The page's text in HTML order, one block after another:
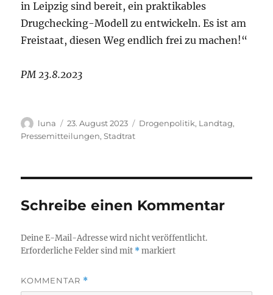
in Leipzig sind bereit, ein praktikables
Drugchecking-Modell zu entwickeln. Es ist am
Freistaat, diesen Weg endlich frei zu machen!“
PM 23.8.2023
Autor
luna
Veröffentlicht
am
23. August 2023 Kategorien
Drogenpolitik, Landtag,
Pressemitteilungen,Stadtrat
Schreibe einen Kommentar
Deine E-Mail-Adresse wird nicht veröffentlicht.
Erforderliche Felder sind mit *markiert
KOMMENTAR *